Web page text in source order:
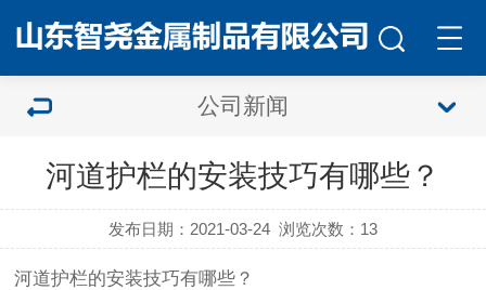
公司新闻
河道护栏的安装技巧有哪些？
发布日期：2021-03-24 浏览次数： 13
河道护栏的安装技巧有哪些？